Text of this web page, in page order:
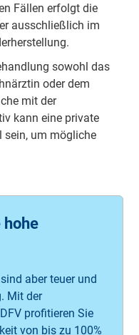
Fällen erfolgt die
ausschließlich im
sowohl das
oder dem
mit der
kann eine private
sein, um mögliche
hohe
aber teuer und
Mit der
profitieren Sie
von bis zu 100%